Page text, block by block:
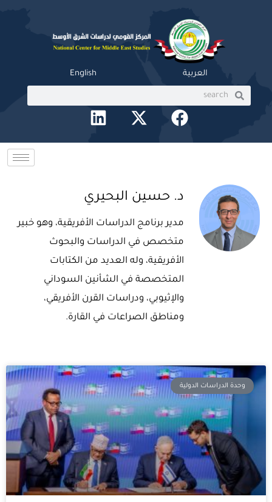
العربية English
Search
Search
F
a
c
o
X
t
t
t
e
r
L
i
n
d
i
د. حسين البحيري
مدير برنامج الدراسات الأفريقية، وهو خبير
متخصص في الدراسات والبحوث
الأفريقية، وله العديد من الكتابات
المتخصصة في الشأنين السوداني
والإثيوبي، ودراسات القرن الأفريقي،
ومناطق الصراعات في القارة.
وحدة الدراسات الدولية
Page
Page
Page